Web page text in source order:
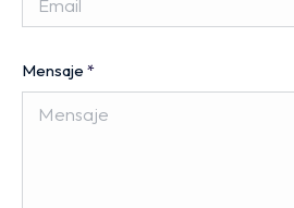
Mensaje *